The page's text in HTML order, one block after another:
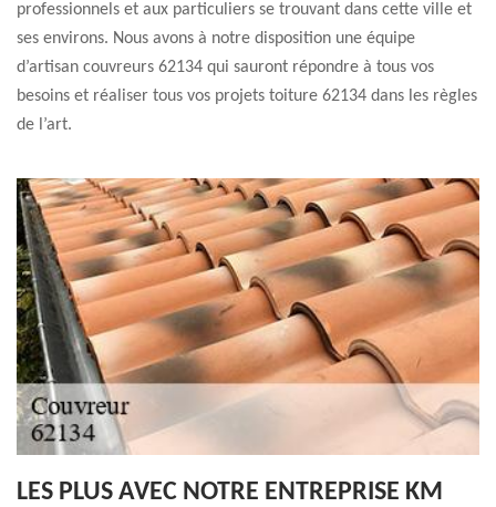
professionnels et aux particuliers se trouvant dans cette ville et
ses environs. Nous avons à notre disposition une équipe
d’artisan couvreurs 62134 qui sauront répondre à tous vos
besoins et réaliser tous vos projets toiture 62134 dans les règles
de l’art.
LES PLUS AVEC NOTRE ENTREPRISE KM